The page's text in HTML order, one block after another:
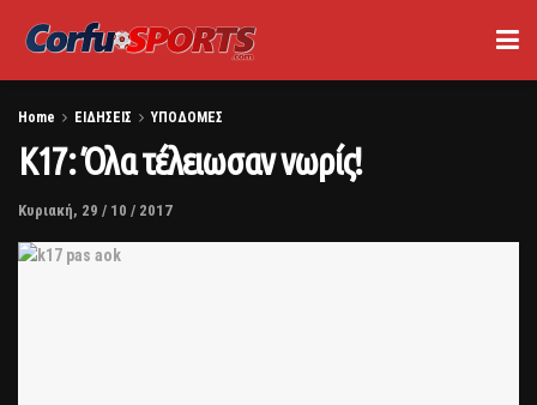
Home ΕΙΔΗΣΕΙΣ ΥΠΟΔΟΜΕΣ
K17: Όλα τέλειωσαν νωρίς!
Κυριακή, 29 / 10 / 2017